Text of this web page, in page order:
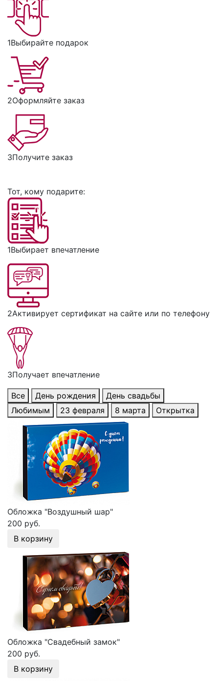
1Выбирайте подарок
2Оформляйте заказ
3Получите заказ
Тот, кому подарите:
1Выбирает впечатление
2Активирует сертификат на сайте или по телефону
3Получает впечатление
Все День рождения
День свадьбы
Любимым
23 февраля 8 марта Открытка
Обложка "Воздушный шар"
200 руб.
В корзину
Обложка "Свадебный замок"
200 руб.
В корзину